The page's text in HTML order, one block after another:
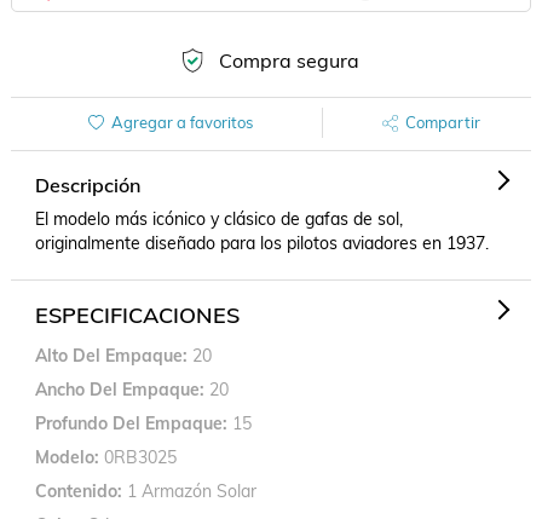
Compra segura
Agregar a favoritos Compartir
Descripción
El modelo más icónico y clásico de gafas de sol,
originalmente diseñado para los pilotos aviadores en 1937.
ESPECIFICACIONES
Alto Del Empaque 20
Ancho Del Empaque 20
Profundo Del Empaque
15
Modelo 0RB3025
Contenido 1 Armazón Solar